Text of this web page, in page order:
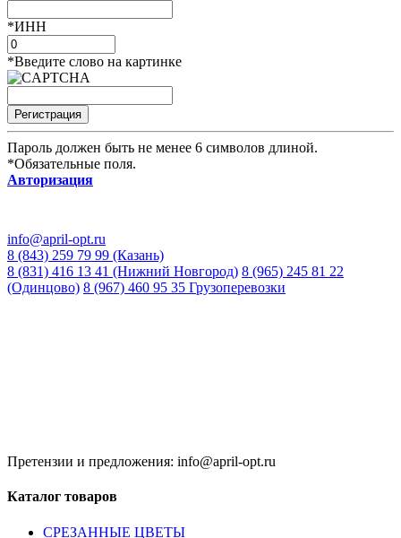
*ИНН
*Введите слово на картинке
Пароль должен быть не менее 6 символов длиной.
*Обязательные поля.
Авторизация
info@april-opt.ru
8 (843) 259 79 99 (Казань)
8 (831) 416 13 41 (Нижний Новгород) 8 (965) 245 81 22
(Одинцово) 8 (967) 460 95 35 Грузоперевозки
Претензии и предложения: info@april-opt.ru
Каталог товаров
CPЕЗАННЫЕ ЦВЕТЫ